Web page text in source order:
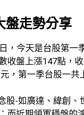
盤走勢分享
，今天是台股第一
收盤上漲147點，
，第一季台股一共
股-如廣達、緯創、